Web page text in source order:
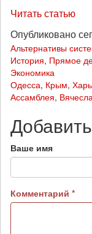
Читать статью
Опубликовано
Альтернативы
История, Прямое
Экономика
Одесса, Крым,
Ассамблея,
Ваше имя
Комментарий *